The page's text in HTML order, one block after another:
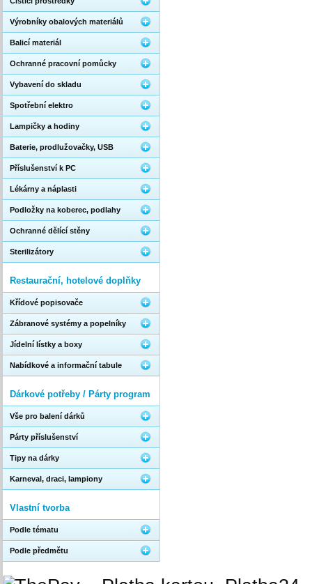
Výrobníky obalových materiálů
Balicí materiál
Ochranné pracovní pomůcky
Vybavení do skladu
Spotřební elektro
Lampičky a hodiny
Baterie, prodlužovačky, USB
Příslušenství k PC
Lékárny a náplasti
Podložky na koberec, podlahy
Ochranné dělící stěny
Sterilizátory
Restaurační, hotelové doplňky
Křídové popisovače
Zábranové systémy a popelníky
Jídelní lístky a boxy
Nabídkové a informační tabule
Dárkové potřeby / Párty program
Vše pro balení dárků
Párty příslušenství
Tipy na dárky
Karneval, draci, lampiony
Vlastní tvorba
Podle tématu
Podle předmětu